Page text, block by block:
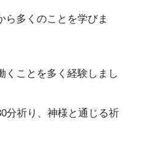
多くのことを学びま
くことを多く経験しまし
分祈り、神様と通じる祈